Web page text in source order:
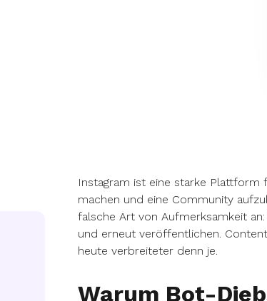
Instagram ist eine starke
machen und eine Community
falsche Art von Aufmerksamkeit
und erneut veröffentlichen.
heute verbreiteter denn je.
Warum Bot-